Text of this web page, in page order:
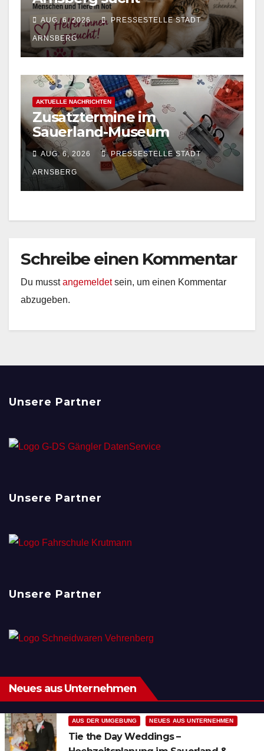
ehrenamtliche
Tierhelfer:innen
AUG. 6, 2026 PRESSESTELLE STADT
ARNSBERG
AKTUELLE NACHRICHTEN
Zusatztermine im
Sauerland-Museum
Arnsberg: LEGO-
Ferienprogramm für Kinder
AUG. 6, 2026 PRESSESTELLE STADT
ARNSBERG
Schreibe einen Kommentar
Du musstangemeldetsein, um einen Kommentar
abzugeben.
Unsere Partner
Unsere Partner
Unsere Partner
Neues aus Unternehmen
AUS DER UMGEBUNG NEUES AUS UNTERNEHMEN
Tie the Day Weddings –